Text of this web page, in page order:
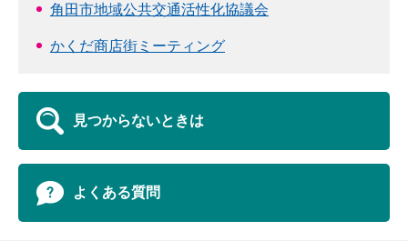
角田市地域公共交通活性化協議会
かくだ商店街ミーティング
見つからないときは
よくある質問